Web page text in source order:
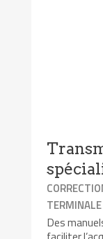
TERMINALE
Des